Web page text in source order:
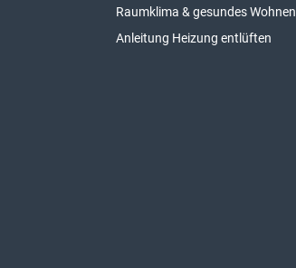
Raumklima & gesundes Wohnen
Anleitung Heizung entlüften